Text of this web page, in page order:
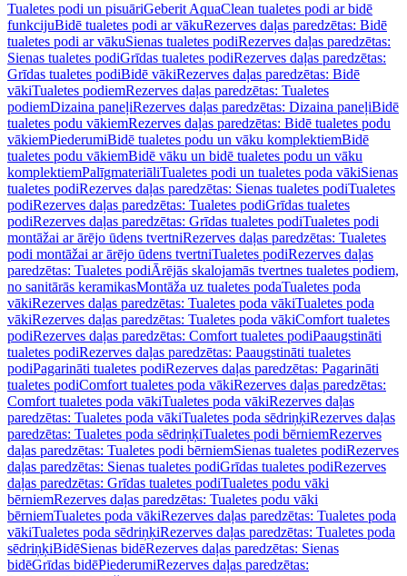
Tualetes podi un pisuāriGeberit AquaClean tualetes podi ar bidē
funkcijuBidē tualetes podi ar vākuRezerves daļas paredzētas: Bidē
tualetes podi ar vākuSienas tualetes podiRezerves daļas paredzētas:
Sienas tualetes podiGrīdas tualetes podiRezerves daļas paredzētas:
Grīdas tualetes podiBidē vākiRezerves daļas paredzētas: Bidē
vākiTualetes podiemRezerves daļas paredzētas: Tualetes
podiemDizaina paneļiRezerves daļas paredzētas: Dizaina paneļiBidē
tualetes podu vākiemRezerves daļas paredzētas: Bidē tualetes podu
vākiemPiederumiBidē tualetes podu un vāku komplektiemBidē
tualetes podu vākiemBidē vāku un bidē tualetes podu un vāku
komplektiemPalīgmateriāliTualetes podi un tualetes poda vākiSienas
tualetes podiRezerves daļas paredzētas: Sienas tualetes podiTualetes
podiRezerves daļas paredzētas: Tualetes podiGrīdas tualetes
podiRezerves daļas paredzētas: Grīdas tualetes podiTualetes podi
montāžai ar ārējo ūdens tvertniRezerves daļas paredzētas: Tualetes
podi montāžai ar ārējo ūdens tvertniTualetes podiRezerves daļas
paredzētas: Tualetes podiĀrējās skalojamās tvertnes tualetes podiem,
no sanitārās keramikasMontāža uz tualetes podaTualetes poda
vākiRezerves daļas paredzētas: Tualetes poda vākiTualetes poda
vākiRezerves daļas paredzētas: Tualetes poda vākiComfort tualetes
podiRezerves daļas paredzētas: Comfort tualetes podiPaaugstināti
tualetes podiRezerves daļas paredzētas: Paaugstināti tualetes
podiPagarināti tualetes podiRezerves daļas paredzētas: Pagarināti
tualetes podiComfort tualetes poda vākiRezerves daļas paredzētas:
Comfort tualetes poda vākiTualetes poda vākiRezerves daļas
paredzētas: Tualetes poda vākiTualetes poda sēdriņķiRezerves daļas
paredzētas: Tualetes poda sēdriņķiTualetes podi bērniemRezerves
daļas paredzētas: Tualetes podi bērniemSienas tualetes podiRezerves
daļas paredzētas: Sienas tualetes podiGrīdas tualetes podiRezerves
daļas paredzētas: Grīdas tualetes podiTualetes podu vāki
bērniemRezerves daļas paredzētas: Tualetes podu vāki
bērniemTualetes poda vākiRezerves daļas paredzētas: Tualetes poda
vākiTualetes poda sēdriņķiRezerves daļas paredzētas: Tualetes poda
sēdriņķiBidēSienas bidēRezerves daļas paredzētas: Sienas
bidēGrīdas bidēPiederumiRezerves daļas paredzētas: